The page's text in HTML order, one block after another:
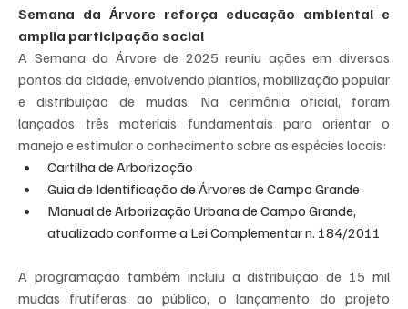
Semana da Árvore reforça educação ambiental e
amplia participação social
A Semana da Árvore de 2025 reuniu ações em diversos
pontos da cidade, envolvendo plantios, mobilização popular
e distribuição de mudas. Na cerimônia oficial, foram
lançados três materiais fundamentais para orientar o
manejo e estimular o conhecimento sobre as espécies locais:
Cartilha de Arborização
Guia de Identificação de Árvores de Campo Grande
Manual de Arborização Urbana de Campo Grande,
atualizado conforme a Lei Complementar n. 184/2011
A programação também incluiu a distribuição de 15 mil
mudas frutíferas ao público, o lançamento do projeto